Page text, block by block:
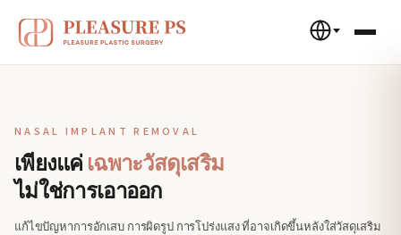
NASAL IMPLANT REMOVAL
เพียงแค่ เฉพาะวัสดุเสริม
ไม่ใช่การเอาออก
แก้ไขปัญหาการอักเสบ การผิดรูป การโปร่งแสง ที่อาจเกิดขึ้นหลังใส่วัสดุเสริม